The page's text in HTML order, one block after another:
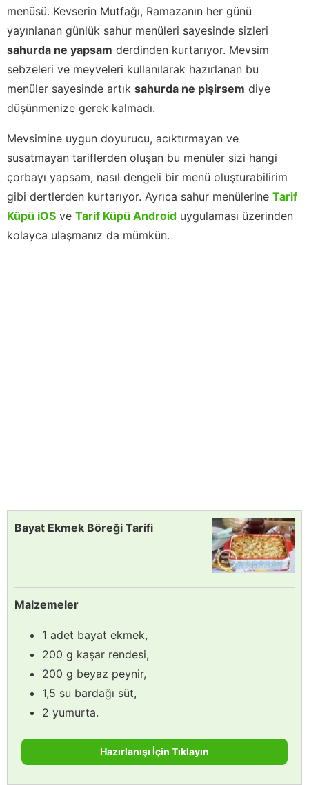
menüsü. Kevserin Mutfağı, Ramazanın her günü
yayınlanan günlük sahur menüleri sayesinde sizleri
sahurda ne yapsam derdinden kurtarıyor. Mevsim
sebzeleri ve meyveleri kullanılarak hazırlanan bu
menüler sayesinde artık sahurda ne pişirsem diye
düşünmenize gerek kalmadı.
Mevsimine uygun doyurucu, acıktırmayan ve
susatmayan tariflerden oluşan bu menüler sizi hangi
çorbayı yapsam, nasıl dengeli bir menü oluşturabilirim
gibi dertlerden kurtarıyor. Ayrıca sahur menülerine Tarif
Küpü iOS ve Tarif Küpü Android uygulaması üzerinden
kolayca ulaşmanız da mümkün.
Bayat Ekmek Böreği Tarifi
Malzemeler
1 adet bayat ekmek,
200 g kaşar rendesi,
200 g beyaz peynir,
1,5 su bardağı süt,
2 yumurta.
Hazırlanışı İçin Tıklayın